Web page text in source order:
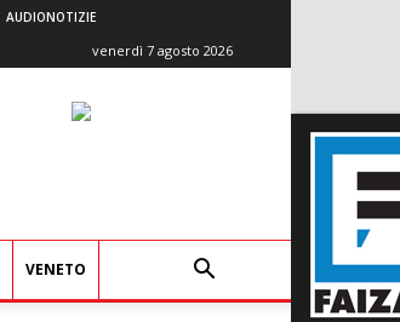
AUDIONOTIZIE
venerdì 7 agosto 2026
VENETO